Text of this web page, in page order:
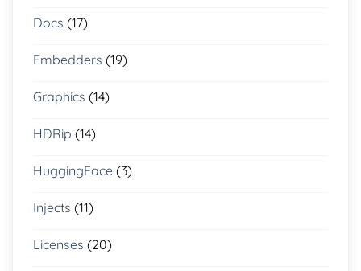
Docs (17)
Embedders (19)
Graphics (14)
HDRip (14)
HuggingFace (3)
Injects (11)
Licenses (20)